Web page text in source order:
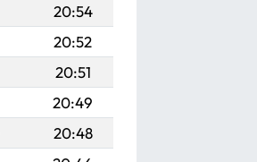
20:54
20:52
20:51
20:49
20:48